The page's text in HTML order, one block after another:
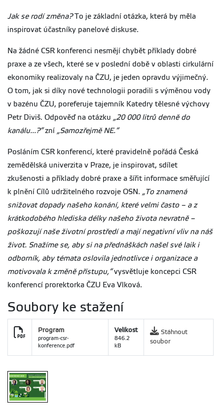
Jak se rodí změna?To je základní otázka, která by měla
inspirovat účastníky panelové diskuse.
Na žádné CSR konferenci nesmějí chybět příklady dobré
praxe a ze všech, které se v poslední době v oblasti cirkulární
ekonomiky realizovaly na ČZU, je jeden opravdu výjimečný.
O tom, jak si díky nové technologii poradili s výměnou vody
v bazénu ČZU, poreferuje tajemník Katedry tělesné výchovy
Petr Diviš. Odpověď na otázku „20 000 litrů denně do
kanálu...?”zní „Samozřejmě NE.“
Posláním CSR konferencí, které pravidelně pořádá Česká
zemědělská univerzita v Praze, je inspirovat, sdílet
zkušenosti a příklady dobré praxe a šířit informace směřující
k plnění Cílů udržitelného rozvoje OSN. „To znamená
snižovat dopady našeho konání, které velmi často – a z
krátkodobého hlediska délky našeho života nevratně –
poškozují naše životní prostředí a mají negativní vliv na náš
život. Snažíme se, aby si na přednáškách našel své laik i
odborník, aby témata oslovila jednotlivce i organizace a
motivovala k změně přístupu,“vysvětluje koncepci CSR
konferencí prorektorka ČZU Eva Vlková.
Soubory ke stažení
Program
program-csr-
konference.pdf
Velikost
846.2
kB
Stáhnout
soubor